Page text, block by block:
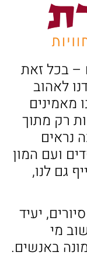
– בכל זאת
לאהוב
מאמינים
רק מתוך
נראים
ועם המון
גם לנו,
יעיד
מי
באנשים.